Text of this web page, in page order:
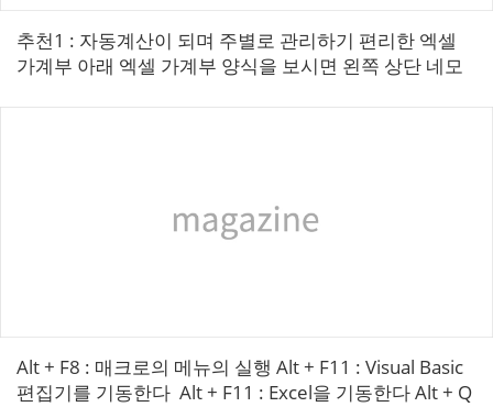
추천1 : 자동계산이 되며 주별로 관리하기 편리한 엑셀
가계부 아래 엑셀 가계부 양식을 보시면 왼쪽 상단 네모
카드 소비금액을 따로 기입할 수...
Alt + F8 : 매크로의 메뉴의 실행 Alt + F11 : Visual Basic
편집기를 기동한다 ​ Alt + F11 : Excel을 기동한다 Alt + Q